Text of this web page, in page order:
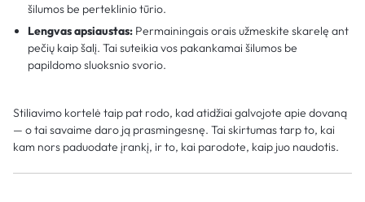
šilumos be perteklinio tūrio.
Lengvas apsiaustas: Permainingais orais užmeskite skarelę ant
pečių kaip šalį. Tai suteikia vos pakankamai šilumos be
papildomo sluoksnio svorio.
Stiliavimo kortelė taip pat rodo, kad atidžiai galvojote apie dovaną
— o tai savaime daro ją prasmingesnę. Tai skirtumas tarp to, kai
kam nors paduodate įrankį, ir to, kai parodote, kaip juo naudotis.